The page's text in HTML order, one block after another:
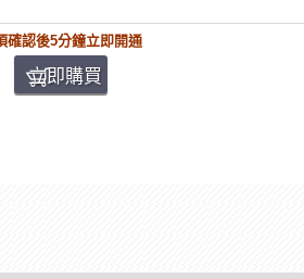
確認後5分鐘立即開通
立即購買